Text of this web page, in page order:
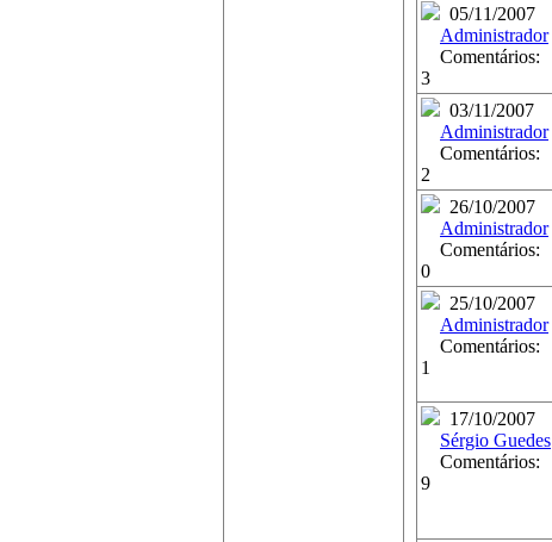
05/11/2007
Administrador
Comentários:
3
03/11/2007
Administrador
Comentários:
2
26/10/2007
Administrador
Comentários:
0
25/10/2007
Administrador
Comentários:
1
17/10/2007
Sérgio Guedes
Comentários:
9